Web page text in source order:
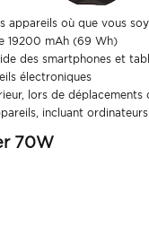
appareils où que vous
19200 mAh (69 Wh)
des smartphones et
électroniques
lors de déplacements
incluant
70W